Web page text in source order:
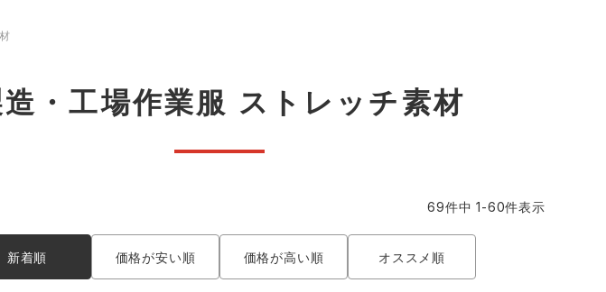
安全保護具 レインウェア・カッパ
作業用ポロシャツランキング 作業用手袋ランキング
ニット
クレヒフク おたふく手袋 マック
自重堂 サーヴォ セロリー 大阪支店
運送・倉庫作業服 清掃・ビルメンテ作業服
・工場作業服 ストレッチ素材
新着順 価格が安い順 価格が高い順 オススメ順
69件中 1-60件表示